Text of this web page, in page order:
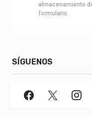
almacenamiento
formulario.
SÍGUENOS